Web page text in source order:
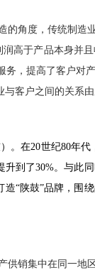
角度，传统制
高于产品本身并
，提高了客户
客户之间的关系
。在20世纪80年代
升到了30%。与此同
“陕鼓”品牌，
销集中在同一